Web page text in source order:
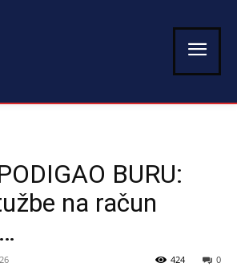
BURU:
na račun
0
424